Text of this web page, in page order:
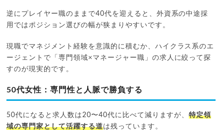
逆にプレイヤー職のままで40代を迎えると、外資系の中途採
用ではポジション選びの幅が狭まりやすいです。
現職でマネジメント経験を意識的に積むか、ハイクラス系のエ
ージェントで「専門領域×マネージャー職」の求人に絞って探
すのが現実的です。
50代女性：専門性と人脈で勝負する
50代になると求人数は20〜40代に比べて減りますが、特定領
域の専門家として活躍する道は残っています。